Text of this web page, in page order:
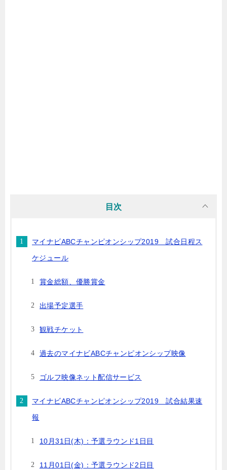
目次
マイナビABCチャンピオンシップ2019 試合日程ス
ケジュール
賞金総額、優勝賞金
出場予定選手
観戦チケット
過去のマイナビABCチャンピオンシップ映像
ゴルフ映像ネット配信サービス
マイナビABCチャンピオンシップ2019 試合結果速
報
10月31日(木)：予選ラウンド1日目
11月01日(金)：予選ラウンド2日目